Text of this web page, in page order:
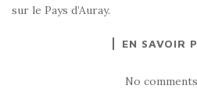
sur le Pays d’Auray.
EN SAVOIR
No